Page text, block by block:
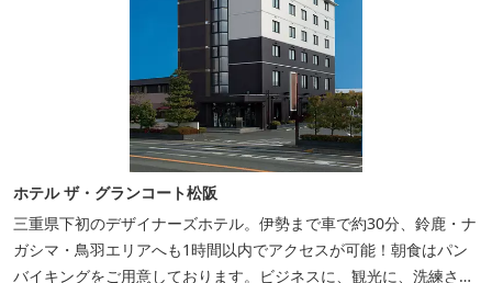
ホテル ザ・グランコート松阪
三重県下初のデザイナーズホテル。伊勢まで車で約30分、鈴鹿・ナ
ガシマ・鳥羽エリアへも1時間以内でアクセスが可能！朝食はパン
バイキングをご用意しております。ビジネスに、観光に、洗練され